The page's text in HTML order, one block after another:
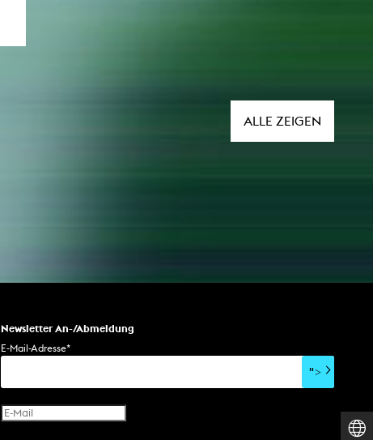
ALLE ZEIGEN
Newsletter An-/Abmeldung
E-Mail-Adresse*
">